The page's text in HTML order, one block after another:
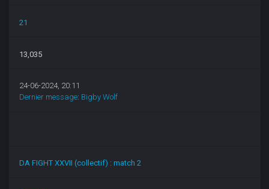
21
13,035
24-06-2024, 20:11
Dernier message: Bigby Wolf
DA FIGHT XXVII (collectif) : match 2